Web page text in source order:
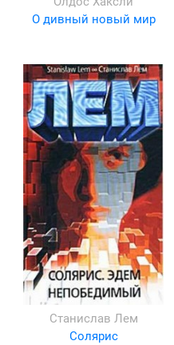
О дивный новый мир
Станислав Лем
Солярис